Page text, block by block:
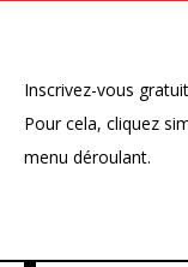
Inscrivez-vous
Pour cela, cliquez
menu déroulant.